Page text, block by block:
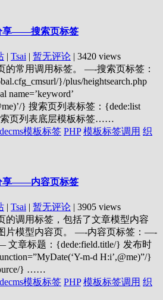
享——搜索页标签
| Tsai | 暂无评论 | 3420 views
的常用调用标签。 —-搜索页标签：
}/plus/heightsearch.php
name=’keyword’
} 搜索页列表标签：{dede:list
索页列表底层模板标签……
模板标签 PHP 模板标签调用 织
享——内容页标签
| Tsai | 暂无评论 | 3905 views
的调用标签，包括了文章模型内容
片模型内容页。 —-内容页标签：—-
文章标题：{dede:field.title/} 发布时
m-d H:i’,@me)”/}
} ……
模板标签 PHP 模板标签调用 织